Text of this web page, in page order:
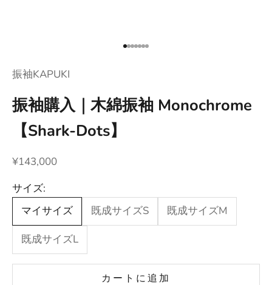
項目に移動する 1
項目に移動する 2
項目に移動する 3
項目に移動する 4
項目に移動する 5
項目に移動する 6
項目に移動する 7
振袖KAPUKI
振袖購入｜木綿振袖 Monochrome
【Shark-Dots】
セール価格
¥143,000
サイズ:
マイサイズ
既成サイズS 既成サイズM
既成サイズL
カートに追加